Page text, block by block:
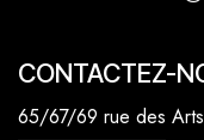
CONTACTEZ-
65/67/69 rue des